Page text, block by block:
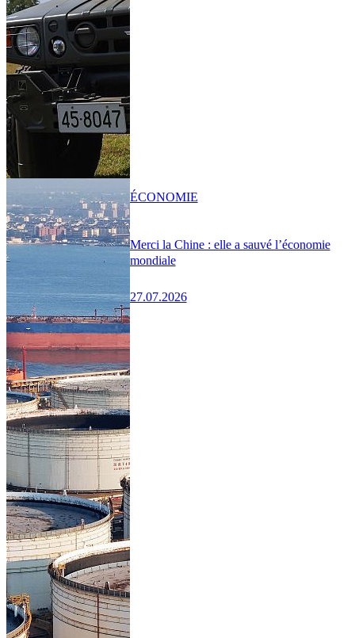
Merci la Chine : elle a sauvé l’économie
mondiale
27.07.2026
ÉCONOMIE